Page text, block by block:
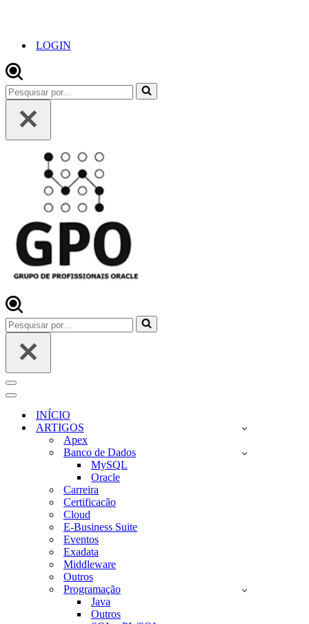
LOGIN
Pesquisar
por...
Pesquisar
por...
Menu
de
navegação
Menu
navegaçãoINÍCIO
ARTIGOS
Apex
Banco de Dados
MySQL
Oracle
Carreira
Certificacão
Cloud
E-Business Suite
Eventos
Exadata
Middleware
Outros
Programação
Java
Outros